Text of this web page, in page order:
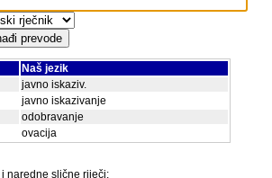
Naš jezik
javno iskaziv.
javno iskazivanje
odobravanje
ovacija
naredne slične riječi: